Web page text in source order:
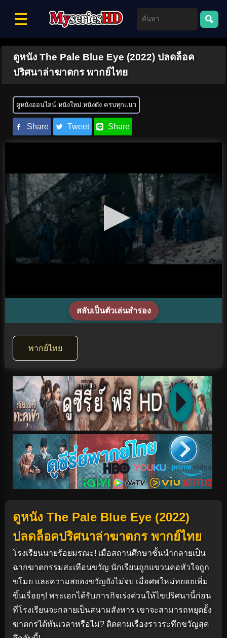
☰
ดูหนัง The Pale Blue Eye (2022) ปลดล็อค
ปริศนาล่าฆาตกร พากย์ไทย
ดูหนังออนไลน์ หนังใหม่ หนังดัง ครบทุกแนว
Share Tweet Share
สลับเป็นตัวเล่นสำรอง
พากย์ไทย
ดูหนัง The Pale Blue Eye (2022)
ปลดล็อคปริศนาล่าฆาตกร พากย์ไทย
โรงเรียนนายร้อยมรณะ! เมื่อสถานศึกษาชั้นนำกลายเป็น
ฉากฆาตกรรมสะเทือนขวัญ นักเรียนถูกแขวนคอหัวใจถูก
ขโมย และความสยองขวัญยังไม่จบ เมื่อศพใหม่ทยอยเพิ่ม
ขึ้นเรื่อยๆ! พระเอกได้รับภารกิจเร่งด่วนให้ไขปริศนานี้ก่อน
ที่โรงเรียนจะกลายเป็นสนามสังหาร เขาจะสามารถหยุดยั้ง
ฆาตกรได้ทันเวลาหรือไม่? ติดตามเรื่องราวระทึกขวัญสุด